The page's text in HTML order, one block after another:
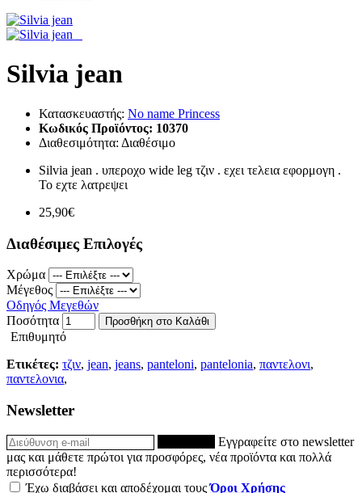
Silvia jean
Κατασκευαστής: No name Princess
Κωδικός Προϊόντος: 10370
Διαθεσιμότητα: Διαθέσιμο
Silvia jean . υπεροχο wide leg τζιν . εχει τελεια εφορμογη .
Το εχτε λατρεψει
25,90€
Διαθέσιμες Επιλογές
Χρώμα
Μέγεθος
Οδηγός Μεγεθών
Ποσότητα
Προσθήκη στο Καλάθι
Επιθυμητό
Ετικέτες: τζιν, jean, jeans, panteloni, pantelonia, παντελονι,
παντελονια,
Newsletter
Εγγραφείτε στο newsletter
μας και μάθετε πρώτοι για προσφόρες, νέα προϊόντα και πολλά
περισσότερα!
Έχω διαβάσει και αποδέχομαι τουςΌροι Χρήσης